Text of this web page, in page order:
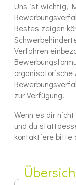
Uns ist wichtig,
Bestes zeigen
Verfahren
organisatorische
zur Verfügung.
Wenn es dir
und du
kontaktiere bitte